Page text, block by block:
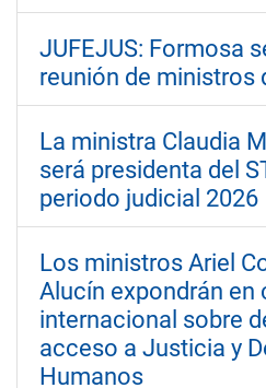
JUFEJUS: Formosa
reunión de ministros
La ministra Claudia
será presidenta del
periodo judicial 2026
Los ministros Ariel
Alucín expondrán en
internacional sobre
acceso a Justicia y
Humanos